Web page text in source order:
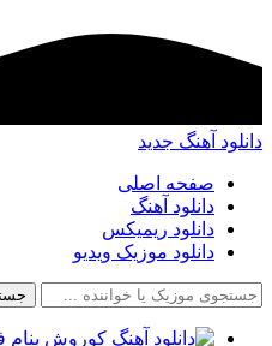
دانلود آهنگ جدید
صفحه اصلی
دانلود آهنگ
دانلود ریمیکس
دانلود موزیک ویدیو